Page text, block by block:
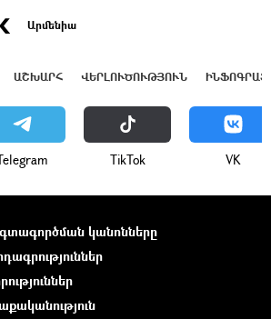
Արմենիա
ԱՇԽԱՐՀ ՎԵՐԼՈՒԾՈՒԹՅՈՒՆ
ТikТоk VK
կանոնները